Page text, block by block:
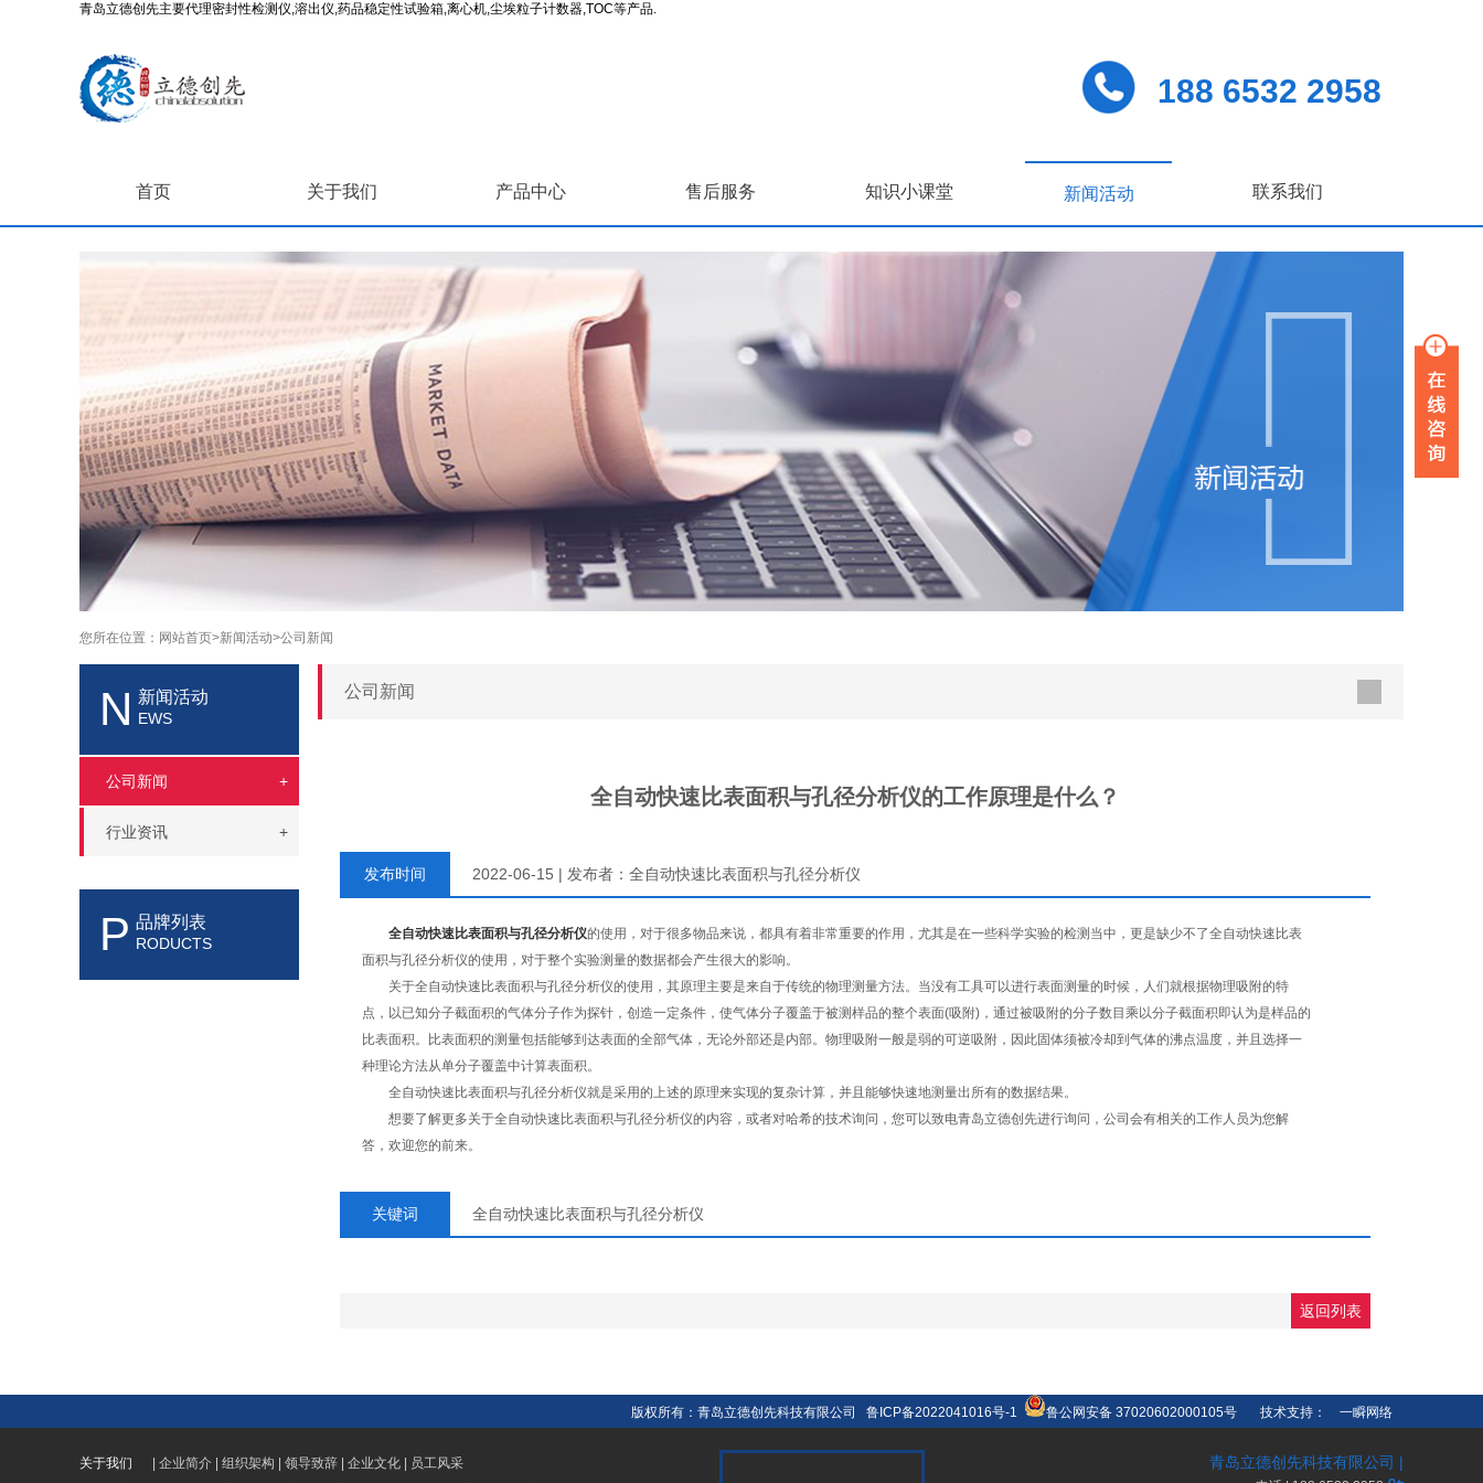
青岛立德创先主要代理密封性检测仪,溶出仪,药品稳定性试验箱,离心机,尘埃粒子计数器,TOC等产品.
188 6532 2958
首页 关于我们 产品中心 售后服务 知识小课堂 新闻活动 联系我们
您所在位置： 网站首页>新闻活动>公司新闻
N 新闻活动
EWS
公司新闻 +
行业资讯 +
P 品牌列表
RODUCTS
公司新闻
全自动快速比表面积与孔径分析仪的工作原理是什么？
发布时间 2022-06-15 | 发布者：全自动快速比表面积与孔径分析仪
全自动快速比表面积与孔径分析仪的使用，对于很多物品来说，都具有着非常重要的作用，尤其是在一些科学实验的检测当中，更是缺少不了全自动快速比表
面积与孔径分析仪的使用，对于整个实验测量的数据都会产生很大的影响。
关于全自动快速比表面积与孔径分析仪的使用，其原理主要是来自于传统的物理测量方法。当没有工具可以进行表面测量的时候，人们就根据物理吸附的特
点，以已知分子截面积的气体分子作为探针，创造一定条件，使气体分子覆盖于被测样品的整个表面(吸附)，通过被吸附的分子数目乘以分子截面积即认为是样品的
比表面积。比表面积的测量包括能够到达表面的全部气体，无论外部还是内部。物理吸附一般是弱的可逆吸附，因此固体须被冷却到气体的沸点温度，并且选择一
种理论方法从单分子覆盖中计算表面积。
全自动快速比表面积与孔径分析仪就是采用的上述的原理来实现的复杂计算，并且能够快速地测量出所有的数据结果。
想要了解更多关于全自动快速比表面积与孔径分析仪的内容，或者对哈希的技术询问，您可以致电青岛立德创先进行询问，公司会有相关的工作人员为您解
答，欢迎您的前来。
关键词 全自动快速比表面积与孔径分析仪
返回列表
版权所有：青岛立德创先科技有限公司 鲁ICP备2022041016号-1 鲁公网安备 37020602000105号 技术支持： 一瞬网络
关于我们 企业简介 组织架构 领导致辞 企业文化
员工风采
青岛立德创先科技有限公司 |